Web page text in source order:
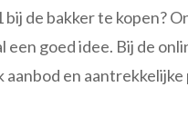
bij de bakker te kopen?
een goed idee. Bij de
aanbod en